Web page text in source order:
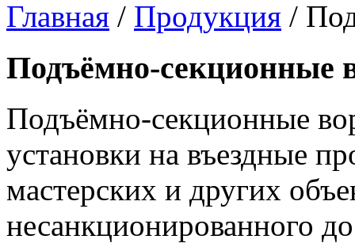
Главная / Продукция /
Подъёмно-секционные
Подъёмно-секционные
установки на въездные
мастерских и других
несанкционированного